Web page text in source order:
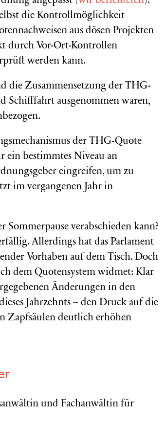
die Kontrollmöglichkeit
aus dösen Projekten
durch Vor-Ort-Kontrollen
werden kann.
die Zusammensetzung der THG-
Schifffahrt ausgenommen waren,
der THG-Quote
ein bestimmtes Niveau an
eingreifen, um zu
im vergangenen Jahr in
verabschieden kann?
Allerdings hat das Parlament
Vorhaben auf dem Tisch. Doch
dem Quotensystem widmet: Klar
Änderungen in den
Jahrzehnts – den Druck auf die
Zapfsäulen deutlich erhöhen
und Fachanwältin für